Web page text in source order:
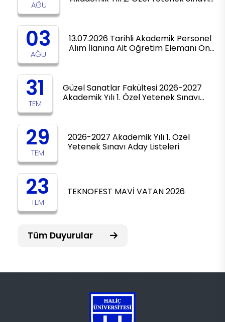
AĞU
03
AĞU
13.07.2026 Tarihli Akademik Personel
Alım İlanına Ait Öğretim Elemanı Ön…
31
TEM
Güzel Sanatlar Fakültesi 2026-2027
Akademik Yılı 1. Özel Yetenek Sınavı…
29
TEM
2026-2027 Akademik Yılı 1. Özel
Yetenek Sınavı Aday Listeleri
23
TEM
TEKNOFEST MAVİ VATAN 2026
Tüm Duyurular